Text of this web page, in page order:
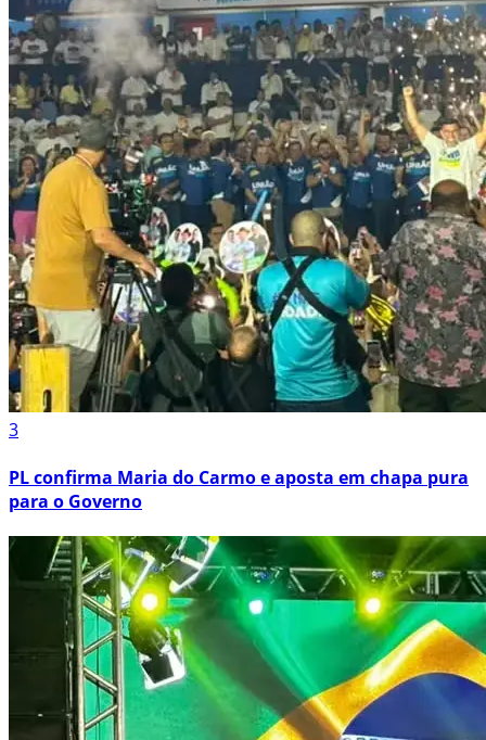
3
PL confirma Maria do Carmo e aposta em chapa pura
para o Governo